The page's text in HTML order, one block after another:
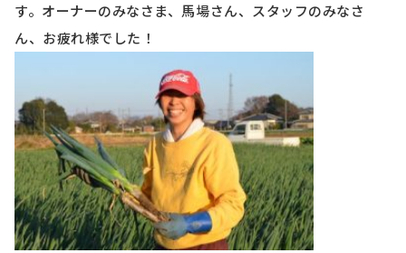
す。オーナーのみなさま、馬場さん、スタッフのみなさ
ん、お疲れ様でした！